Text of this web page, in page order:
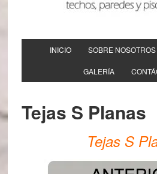
INICIO SOBRE NOSOTROS
GALERÍA
Tejas S Planas
Tejas S